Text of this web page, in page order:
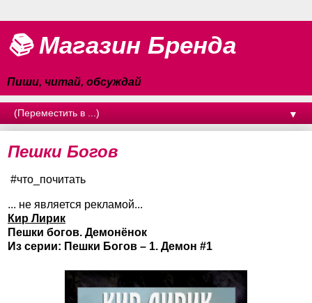
📚 Магазин Бренда
Пиши, читай, обсуждай
▼
Пешки Богов
#что_почитать
... не является рекламой...
Кир Лирик
Пешки богов. Демонёнок
Из серии: Пешки Богов – 1. Демон #1